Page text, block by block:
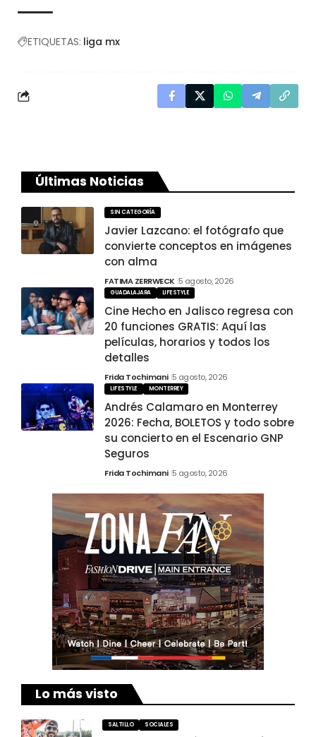
ETIQUETAS: liga mx
Últimas Noticias
SIN CATEGORÍA
Javier Lazcano: el fotógrafo que
convierte conceptos en imágenes
con alma
FATIMA ZERRWECK 5 agosto, 2026
GUADALAJARA LIFESTYLE
Cine Hecho en Jalisco regresa con
20 funciones GRATIS: Aquí las
películas, horarios y todos los
detalles
Frida Tochimani 5 agosto, 2026
LIFESTYLE MONTERREY
Andrés Calamaro en Monterrey
2026: Fecha, BOLETOS y todo sobre
su concierto en el Escenario GNP
Seguros
Frida Tochimani 5 agosto, 2026
Lo más visto
SALTILLO SOCIALES